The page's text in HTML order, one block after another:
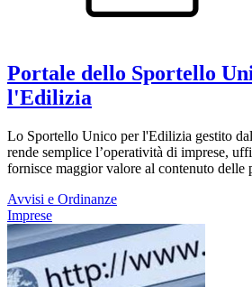
Portale dello Sportello
l'Edilizia
Lo Sportello Unico per l'Edilizia gestito
rende semplice l’operatività di imprese,
fornisce maggior valore al contenuto delle
Avvisi e Ordinanze
Imprese